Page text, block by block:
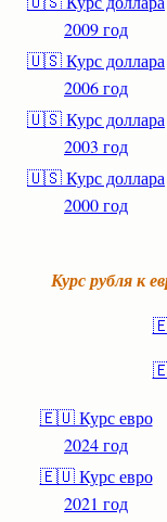
2009 год
🇺🇸 Курс доллара
2006 год
🇺🇸 Курс доллара
2003 год
🇺🇸 Курс доллара
2000 год
Курс рубля к
🇪🇺 Курс евро
2024 год
🇪🇺 Курс евро
2021 год